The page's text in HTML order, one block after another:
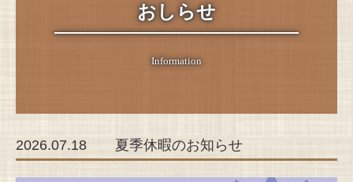
おしらせ
Information
2026.07.18 夏季休暇のお知らせ